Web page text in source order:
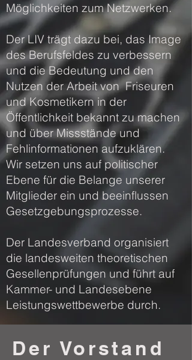
Möglichkeiten zum Netzwerken.
Der LIV trägt dazu bei, das Image
des Berufsfeldes zu verbessern
und die Bedeutung und den
Nutzen der Arbeit von Friseuren
und Kosmetikern in der
Öffentlichkeit bekannt zu machen
und über Missstände und
Fehlinformationen aufzuklären.
Wir setzen uns auf politischer
Ebene für die Belange unserer
Mitglieder ein und beeinflussen
Gesetzgebungsprozesse.
Der Landesverband organisiert
die landesweiten theoretischen
Gesellenprüfungen und führt auf
Kammer- und Landesebene
Leistungswettbewerbe durch.
Der Vorstand